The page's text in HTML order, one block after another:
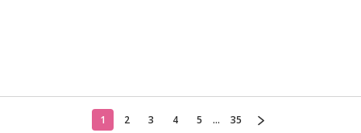
1 2 3 4 5 ... 35